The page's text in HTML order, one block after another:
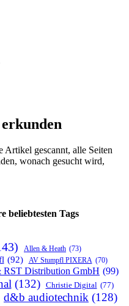
gescannt, alle Seiten
wonach gesucht wird,
beliebtesten Tags
Allen & Heath (73)
(92) AV Stumpfl PIXERA (70)
Distribution GmbH (99)
(132) Christie Digital (77)
d&b audiotechnik (128)